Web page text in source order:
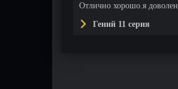
Отлично хорошо.я доволен
Гений 11 серия